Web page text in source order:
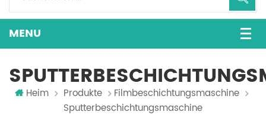
Heim Produkte
Filmbeschichtungsmaschine
Sputterbeschichtungsmaschine